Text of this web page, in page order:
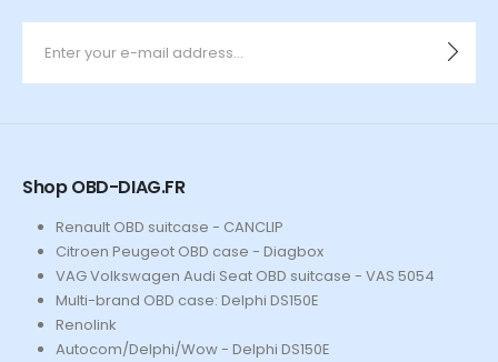
Shop OBD-DIAG.FR
Renault OBD suitcase - CANCLIP
Citroen Peugeot OBD case - Diagbox
VAG Volkswagen Audi Seat OBD suitcase - VAS 5054
Multi-brand OBD case: Delphi DS150E
Renolink
Autocom/Delphi/Wow - Delphi DS150E